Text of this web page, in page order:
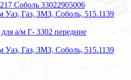
Соболь 33022905006
а/м Г- 3302 передние